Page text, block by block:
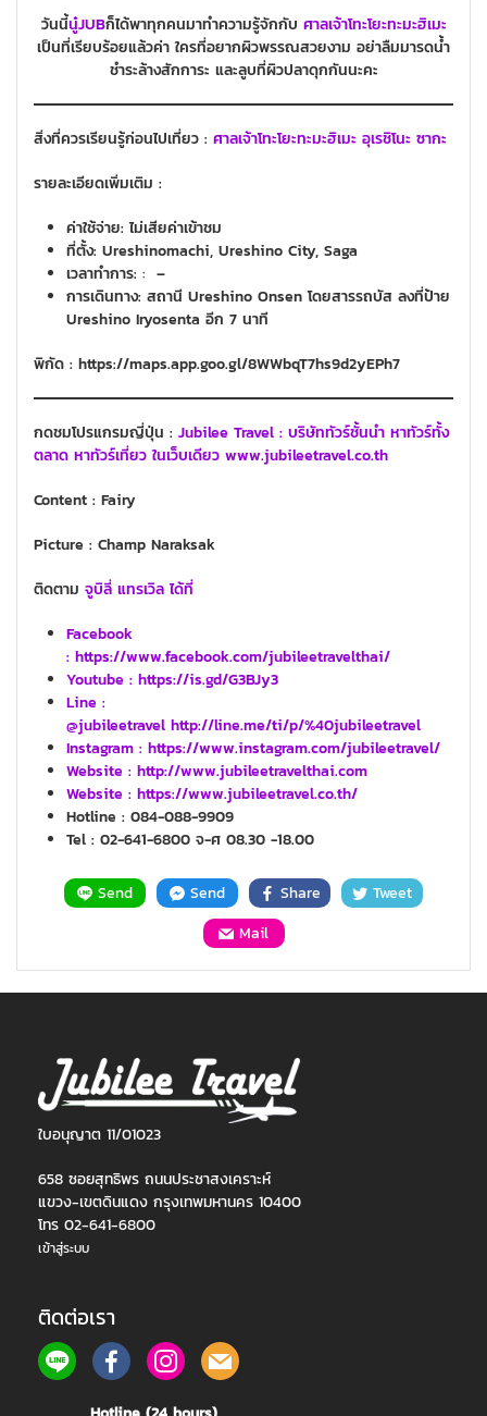
วันนี้นู๋JUBก็ได้พาทุกคนมาทำความรู้จักกับ ศาลเจ้าโทะโยะทะมะฮิเมะ
เป็นที่เรียบร้อยแล้วค่า ใครที่อยากผิวพรรณสวยงาม อย่าลืมมารดน้ำ
ชำระล้างสักการะ และลูบที่ผิวปลาดุกกันนะคะ
สิ่งที่ควรเรียนรู้ก่อนไปเที่ยว : ศาลเจ้าโทะโยะทะมะฮิเมะ อุเรชิโนะ ซากะ
รายละเอียดเพิ่มเติม :
ค่าใช้จ่าย: ไม่เสียค่าเข้าชม
ที่ตั้ง: Ureshinomachi, Ureshino City, Saga
เวลาทำการ: : –
การเดินทาง: สถานี Ureshino Onsen โดยสารรถบัส ลงที่ป้าย
Ureshino Iryosenta อีก 7 นาที
พิกัด : https://maps.app.goo.gl/8WWbqT7hs9d2yEPh7
กดชมโปรแกรมญี่ปุ่น : Jubilee Travel : บริษัททัวร์ชั้นนำ หาทัวร์ทั้ง
ตลาด หาทัวร์เที่ยว ในเว็บเดียว www.jubileetravel.co.th
Content : Fairy
Picture : Champ Naraksak
ติดตาม จูบิลี่ แทรเวิล ได้ที่
Facebook
: https://www.facebook.com/jubileetravelthai/
Youtube : https://is.gd/G3BJy3
Line :
@jubileetravel http://line.me/ti/p/%40jubileetravel
Instagram : https://www.instagram.com/jubileetravel/
Website : http://www.jubileetravelthai.com
Website : https://www.jubileetravel.co.th/
Hotline : 084-088-9909
Tel : 02-641-6800 จ-ศ 08.30 -18.00
Send Send Share
Tweet
Mail
ใบอนุญาต 11/01023
658 ซอยสุทธิพร ถนนประชาสงเคราะห์
แขวง-เขตดินแดง กรุงเทพมหานคร 10400
โทร 02-641-6800
เข้าสู่ระบบ
ติดต่อเรา